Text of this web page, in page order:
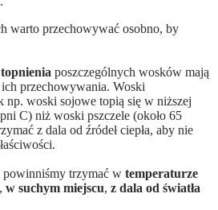
warto przechowywać osobno, by
poszczególnych wosków mają
przechowywania. Woski
np. woski sojowe topią się w niższej
C) niż woski pszczele (około 65
z dala od źródeł ciepła, aby nie
trzymać w temperaturze
w suchym miejscu, z dala od światła